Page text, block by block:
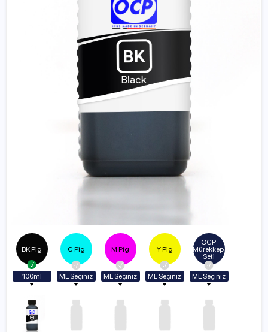
BK Pig
100ml
Vazgeç
100ml
250ml
C Pig
ML Seçiniz
100ml
250ml
M Pig
ML Seçiniz
100ml
250ml
Y Pig
ML Seçiniz
100ml
250ml
OCP
Mürekkep
Seti
ML Seçiniz
100ml
250ml